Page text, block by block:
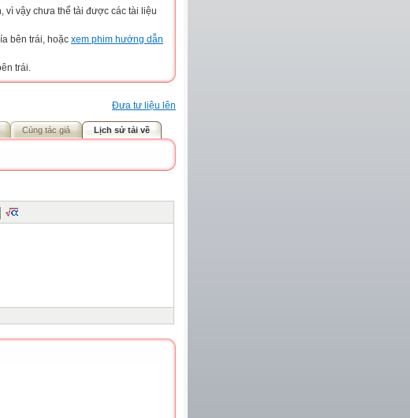
vì vậy chưa thể tải được các tài liệu
bên trái, hoặc xem phim hướng dẫn
trái.
Đưa tư liệu lên
Cùng tác giả Lịch sử tải về